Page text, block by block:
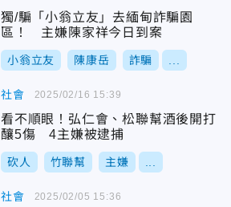
獨/騙「小翁立友」去緬甸詐騙園
區！ 主嫌陳家祥今日到案
小翁立友 陳康岳 詐騙
社會
看不順眼！弘仁會、松聯幫酒後開打
釀5傷 4主嫌被逮捕
砍人 竹聯幫 主嫌
2025/02/16 15:39
社會 2025/02/05 15:36